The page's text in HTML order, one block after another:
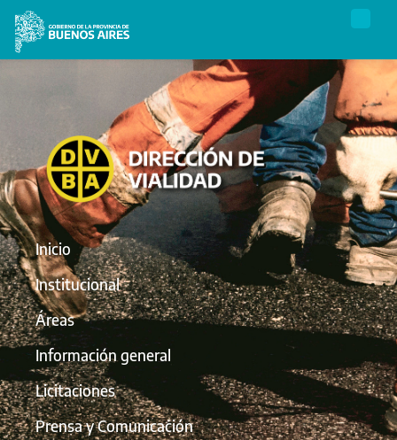
Inicio
Institucional
Áreas
Información general
Licitaciones
Prensa y Comunicación